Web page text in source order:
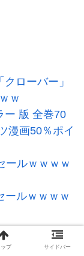
ローバー」
ｗ
ー 版 全巻70
漫画50％ポイ
ールｗｗｗｗ
ールｗｗｗｗ
ップ サイドバー